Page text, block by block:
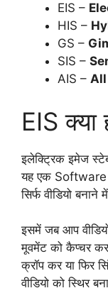
EIS –
HIS –
GS –
SIS –
AIS – All
EIS क्या
इलेक्ट्रिक इमेज
यह एक Software
सिर्फ वीडियो
इसमें जब आप
मूवमेंट को कैप्चर
क्रॉप कर या फिर
वीडियो को स्थिर